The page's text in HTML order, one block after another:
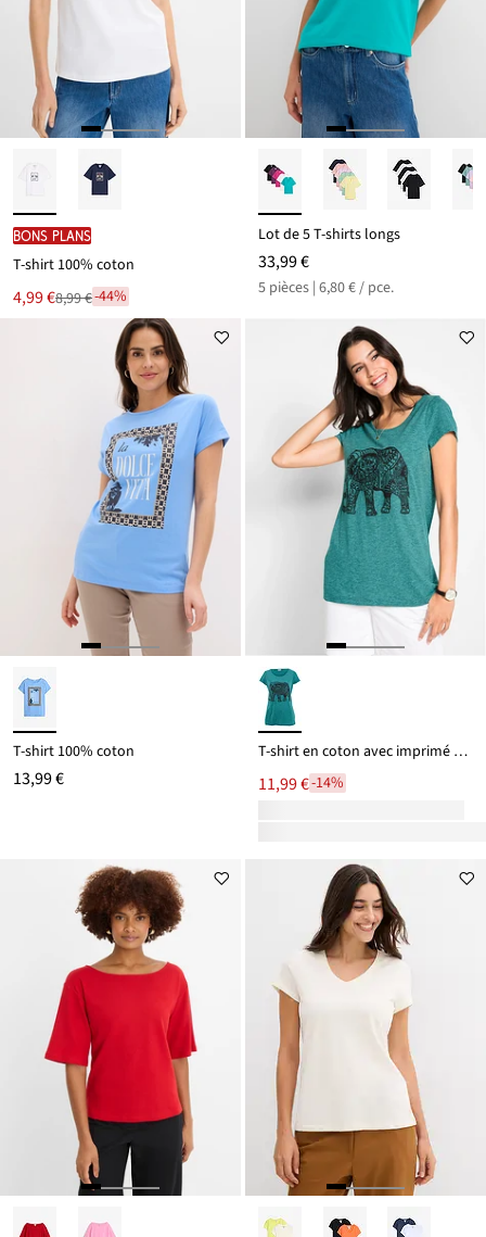
BONS PLANS
T-shirt 100% coton
Le
nouveau
4,99 €
Remise8,99 €-44%
Lot de 5 T-shirts longs
33,99 €
5 pièces | 6,80 € / pce.
T-shirt 100% coton
13,99 €
T-shirt en coton avec imprimé devant, manches courtes
11,99 €-14%